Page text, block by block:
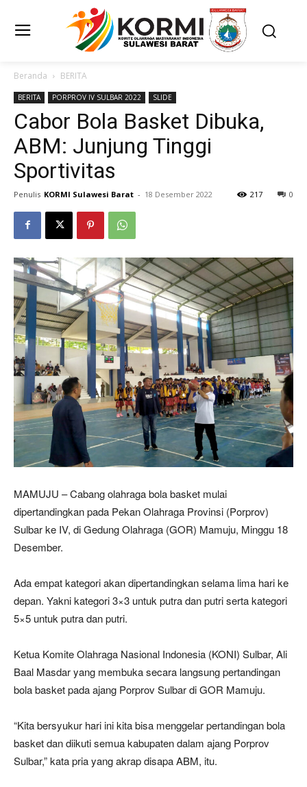
Beranda BERITA
BERITA PORPROV IV SULBAR 2022 SLIDE
Cabor Bola Basket Dibuka,
ABM: Junjung Tinggi
Sportivitas
Penulis KORMI Sulawesi Barat - 18 Desember 2022 0
217
MAMUJU – Cabang olahraga bola basket mulai
dipertandingkan pada Pekan Olahraga Provinsi (Porprov)
Sulbar ke IV, di Gedung Olahraga (GOR) Mamuju, Minggu 18
Desember.
Ada empat kategori akan dipertandingkan selama lima hari ke
depan. Yakni kategori 3×3 untuk putra dan putri serta kategori
5×5 untuk putra dan putri.
Ketua Komite Olahraga Nasional Indonesia (KONI) Sulbar, Ali
Baal Masdar yang membuka secara langsung pertandingan
bola basket pada ajang Porprov Sulbar di GOR Mamuju.
“Kita bersyukur hari ini kita bisa menggelar pertandingan bola
basket dan diikuti semua kabupaten dalam ajang Porprov
Sulbar,” kata pria yang akrap disapa ABM, itu.